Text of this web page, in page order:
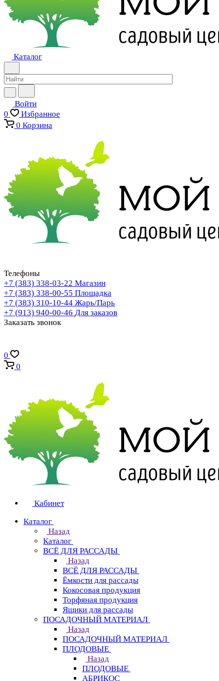
Каталог
Войти
0
Избранное
0 Корзина
Телефоны
+7 (383) 338-03-22 Магазин
+7 (383) 338-00-55 Площадка
+7 (383) 310-10-44 Жарь/Парь
+7 (913) 940-00-46 Для заказов
Заказать звонок
0
0
Кабинет
Каталог
Назад
Каталог
ВСЁ ДЛЯ РАССАДЫ
Назад
ВСЁ ДЛЯ РАССАДЫ
Ёмкости для рассады
Кокосовая продукция
Торфяная продукция
Ящики для рассады
ПОСАДОЧНЫЙ МАТЕРИАЛ
Назад
ПОСАДОЧНЫЙ МАТЕРИАЛ
ПЛОДОВЫЕ
Назад
ПЛОДОВЫЕ
АБРИКОС